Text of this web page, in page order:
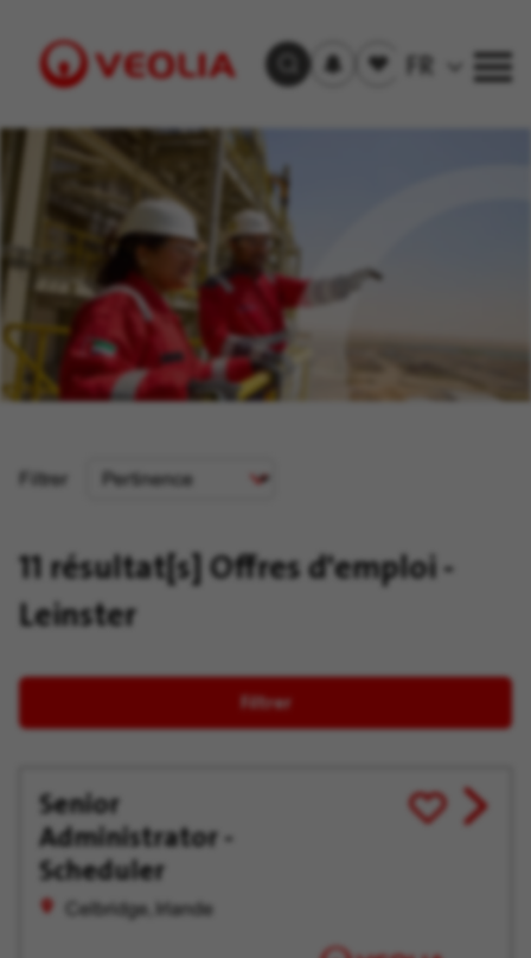
Visit
Trouver un emploi
aux
Offre(s)
sauvegardée(s)
FR
Filtrer
Critère
11 résultat[s]Offres d'emploi -
Leinster
Filtrer
Senior
Administrator -
Scheduler
Celbridge, Irlande
Enregistrer
pour
View
job